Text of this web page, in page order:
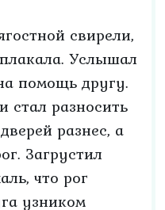
свирели,
Услышал
помощь другу.
стал разносить
разнес, а
Загрустил
что рог
узником